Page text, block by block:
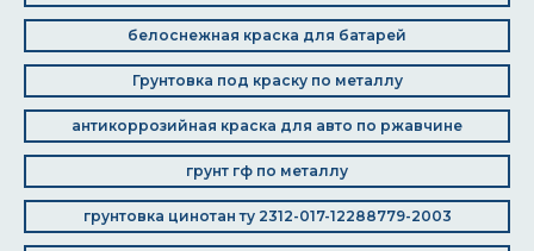
белоснежная краска для батарей
Грунтовка под краску по металлу
антикоррозийная краска для авто по ржавчине
грунт гф по металлу
грунтовка цинотан ту 2312-017-12288779-2003